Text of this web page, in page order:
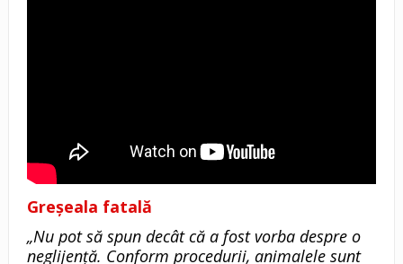
Greșeala fatală
„Nu pot să spun decât că a fost vorba despre o
neglijență. Conform procedurii, animalele sunt